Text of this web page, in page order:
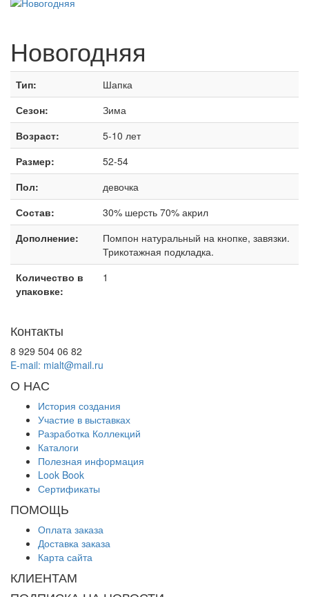
Новогодняя
Тип:
Шапка
Сезон:
Зима
Возраст:
5-10 лет
Размер:
52-54
Пол:
девочка
Состав:
30% шерсть 70% акрил
Дополнение:
Помпон натуральный на кнопке, завязки.
Трикотажная подкладка.
Количество в
упаковке:
1
Контакты
8 929 504 06 82
E-mail: mialt@mail.ru
О НАС
История создания
Участие в выставках
Разработка Коллекций
Каталоги
Полезная информация
Look Book
Сертификаты
ПОМОЩЬ
Оплата заказа
Доставка заказа
Карта сайта
КЛИЕНТАМ